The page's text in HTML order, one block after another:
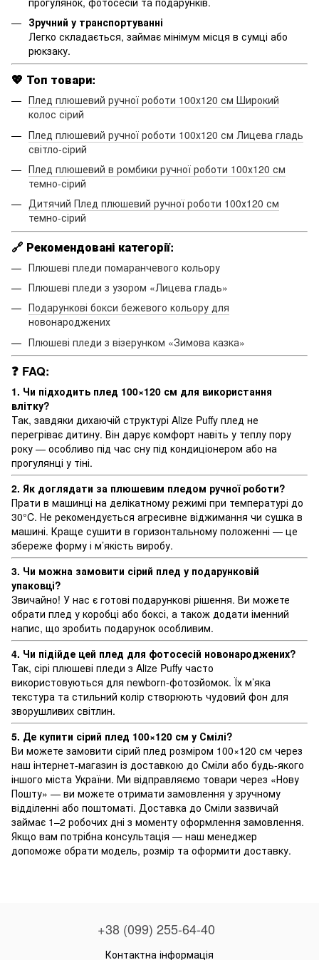
Зручний у транспортуванні
Легко складається, займає мінімум місця в сумці або
рюкзаку.
💖 Топ товари:
Плед плюшевий ручної роботи 100х120 см Широкий
колос сірий
Плед плюшевий ручної роботи 100х120 см Лицева гладь
світло-сірий
Плед плюшевий в ромбики ручної роботи 100х120 см
темно-сірий
Дитячий Плед плюшевий ручної роботи 100х120 см
темно-сірий
🔗 Рекомендовані категорії:
Плюшеві пледи помаранчевого кольору
Плюшеві пледи з узором «Лицева гладь»
Подарункові бокси бежевого кольору для
новонароджених
Плюшеві пледи з візерунком «Зимова казка»
❓ FAQ:
1. Чи підходить плед 100×120 см для використання
влітку?
Так, завдяки дихаючій структурі Alize Puffy плед не
перегріває дитину. Він дарує комфорт навіть у теплу пору
року — особливо під час сну під кондиціонером або на
прогулянці у тіні.
2. Як доглядати за плюшевим пледом ручної роботи?
Прати в машинці на делікатному режимі при температурі до
30°C. Не рекомендується агресивне віджимання чи сушка в
машині. Краще сушити в горизонтальному положенні — це
збереже форму і м’якість виробу.
3. Чи можна замовити сірий плед у подарунковій
упаковці?
Звичайно! У нас є готові подарункові рішення. Ви можете
обрати плед у коробці або боксі, а також додати іменний
напис, що зробить подарунок особливим.
4. Чи підійде цей плед для фотосесій новонароджених?
Так, сірі плюшеві пледи з Alize Puffy часто
використовуються для newborn-фотозйомок. Їх м’яка
текстура та стильний колір створюють чудовий фон для
зворушливих світлин.
5. Де купити сірий плед 100×120 см у Смілі?
Ви можете замовити сірий плед розміром 100×120 см через
наш інтернет-магазин із доставкою до Сміли або будь-якого
іншого міста України. Ми відправляємо товари через «Нову
Пошту» — ви можете отримати замовлення у зручному
відділенні або поштоматі. Доставка до Сміли зазвичай
займає 1–2 робочих дні з моменту оформлення замовлення.
Якщо вам потрібна консультація — наш менеджер
допоможе обрати модель, розмір та оформити доставку.
+38 (099) 255-64-40
Контактна інформація